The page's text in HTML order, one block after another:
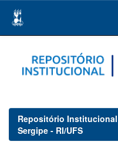
navigation
Repositório
Sergipe - RI/UFS